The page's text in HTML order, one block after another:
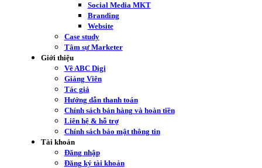
Social Media MKT
Branding
Website
Case study
Tâm sự Marketer
Giới thiệu
Về ABC Digi
Giảng Viên
Tác giả
Hướng dẫn thanh toán
Chính sách bán hàng và hoàn tiền
Liên hệ & hỗ trợ
Chính sách bảo mật thông tin
Tài khoản
Đăng nhập
Đăng ký tài khoản